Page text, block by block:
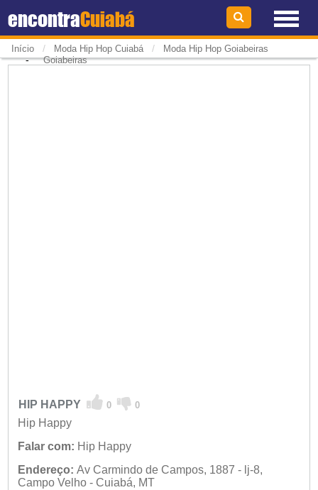
encontraCuiabá
Início / Moda Hip Hop Cuiabá / Moda Hip Hop Goiabeiras
-Goiabeiras
HIP HAPPY 0 0
Hip Happy
Falar com: Hip Happy
Endereço: Av Carmindo de Campos, 1887 - lj-8,
Campo Velho - Cuiabá, MT